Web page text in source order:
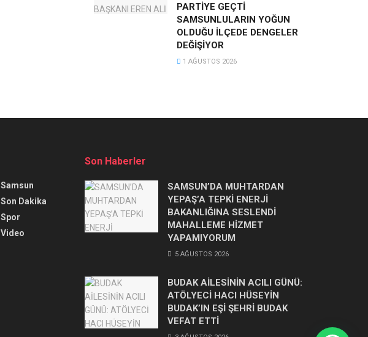
PARTİYE GEÇTİ
SAMSUNLULARIN YOĞUN
OLDUĞU İLÇEDE DENGELER
DEĞİŞİYOR
1 AĞUSTOS 2026
Samsun
Son Dakika
Spor
Video
Son Haberler
SAMSUN’DA MUHTARDAN
YEPAŞ’A TEPKİ ENERJİ
BAKANLIĞINA SESLENDİ
MAHALLEME HİZMET
YAPAMIYORUM
5 AĞUSTOS 2026
BUDAK AİLESİNİN ACILI GÜNÜ:
ATÖLYECİ HACI HÜSEYİN
BUDAK’IN EŞİ ŞEHRİ BUDAK
VEFAT ETTİ